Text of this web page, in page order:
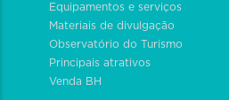
Equipamentos e serviços
Materiais de divulgação
Observatório do Turismo
Principais atrativos
Venda BH